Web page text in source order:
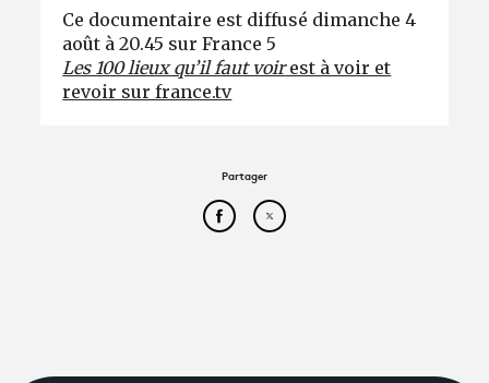
Ce documentaire est diffusé dimanche 4
août à 20.45 sur France 5
Les 100 lieux qu’il faut voirest à voir et
revoir sur france.tv
Partager
Partager cet article sur
Partager cet article sur